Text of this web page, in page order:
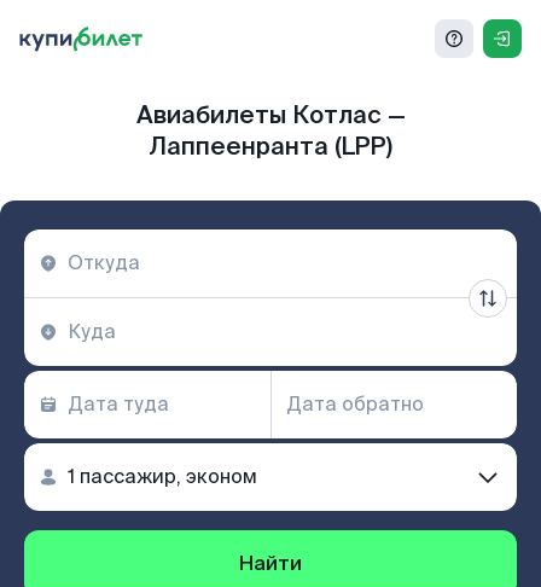
Авиабилеты Котлас —
Лаппеенранта (LPP)
Найти